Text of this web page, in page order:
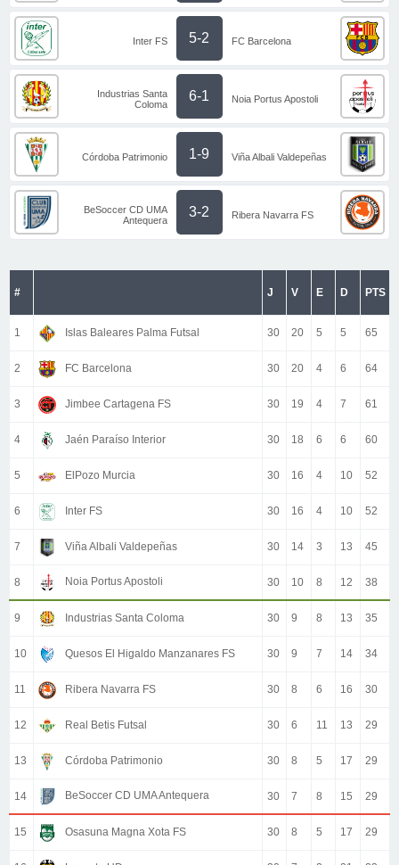
Inter FS 5-2 FC Barcelona
Industrias Santa
Coloma
6-1 Noia Portus Apostoli
Córdoba Patrimonio 1-9 Viña Albali Valdepeñas
BeSoccer CD UMA
Antequera
3-2 Ribera Navarra FS
# J V E D PTS
1 Islas Baleares Palma Futsal 30 20 5 5 65
2 FC Barcelona 30 20 4 6 64
3 Jimbee Cartagena FS 30 19 4 7 61
4 Jaén Paraíso Interior 30 18 6 6 60
5 ElPozo Murcia 30 16 4 10 52
6 Inter FS 30 16 4 10 52
7 Viña Albali Valdepeñas 30 14 3 13 45
8 Noia Portus Apostoli 30 10 8 12 38
9 Industrias Santa Coloma 30 9 8 13 35
10 Quesos El Higaldo Manzanares FS 30 9 7 14 34
11 Ribera Navarra FS 30 8 6 16 30
12 Real Betis Futsal 30 6 11 13 29
13 Córdoba Patrimonio 30 8 5 17 29
14 BeSoccer CD UMA Antequera 30 7 8 15 29
15 Osasuna Magna Xota FS 30 8 5 17 29